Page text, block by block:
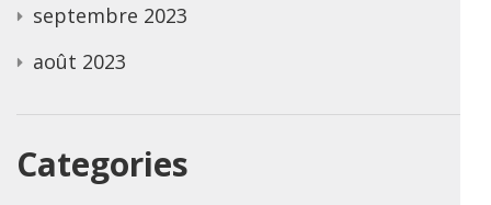
septembre 2023
août 2023
Categories